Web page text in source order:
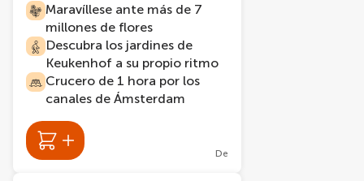
Maravíllese ante más de 7
millones de flores
Descubra los jardines de
Keukenhof a su propio ritmo
Crucero de 1 hora por los
canales de Ámsterdam
De